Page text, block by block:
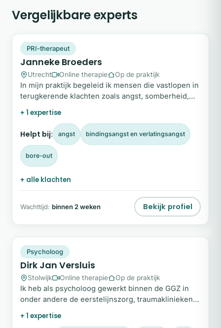
Vergelijkbare experts
Plek beschikbaar
PRI-therapeut
Janneke Broeders
Utrecht Online therapie Op de praktijk
In mijn praktijk begeleid ik mensen die vastlopen in
terugkerende klachten zoals angst, somberheid,
eetproblemen, stress of trauma.
+ 1 expertise
Helpt bij: angst bindingsangst en verlatingsangst
bore-out
+ alle klachten
Wachttijd: binnen 2 weken Bekijk profiel
Plek beschikbaar
Psycholoog
Dirk Jan Versluis
Stolwijk Online therapie Op de praktijk
Ik heb als psycholoog gewerkt binnen de GGZ in
onder andere de eerstelijnszorg, traumaklinieken,
verslavingszorg en jongvolwassenenpsychiatrie.
+ 1 expertise